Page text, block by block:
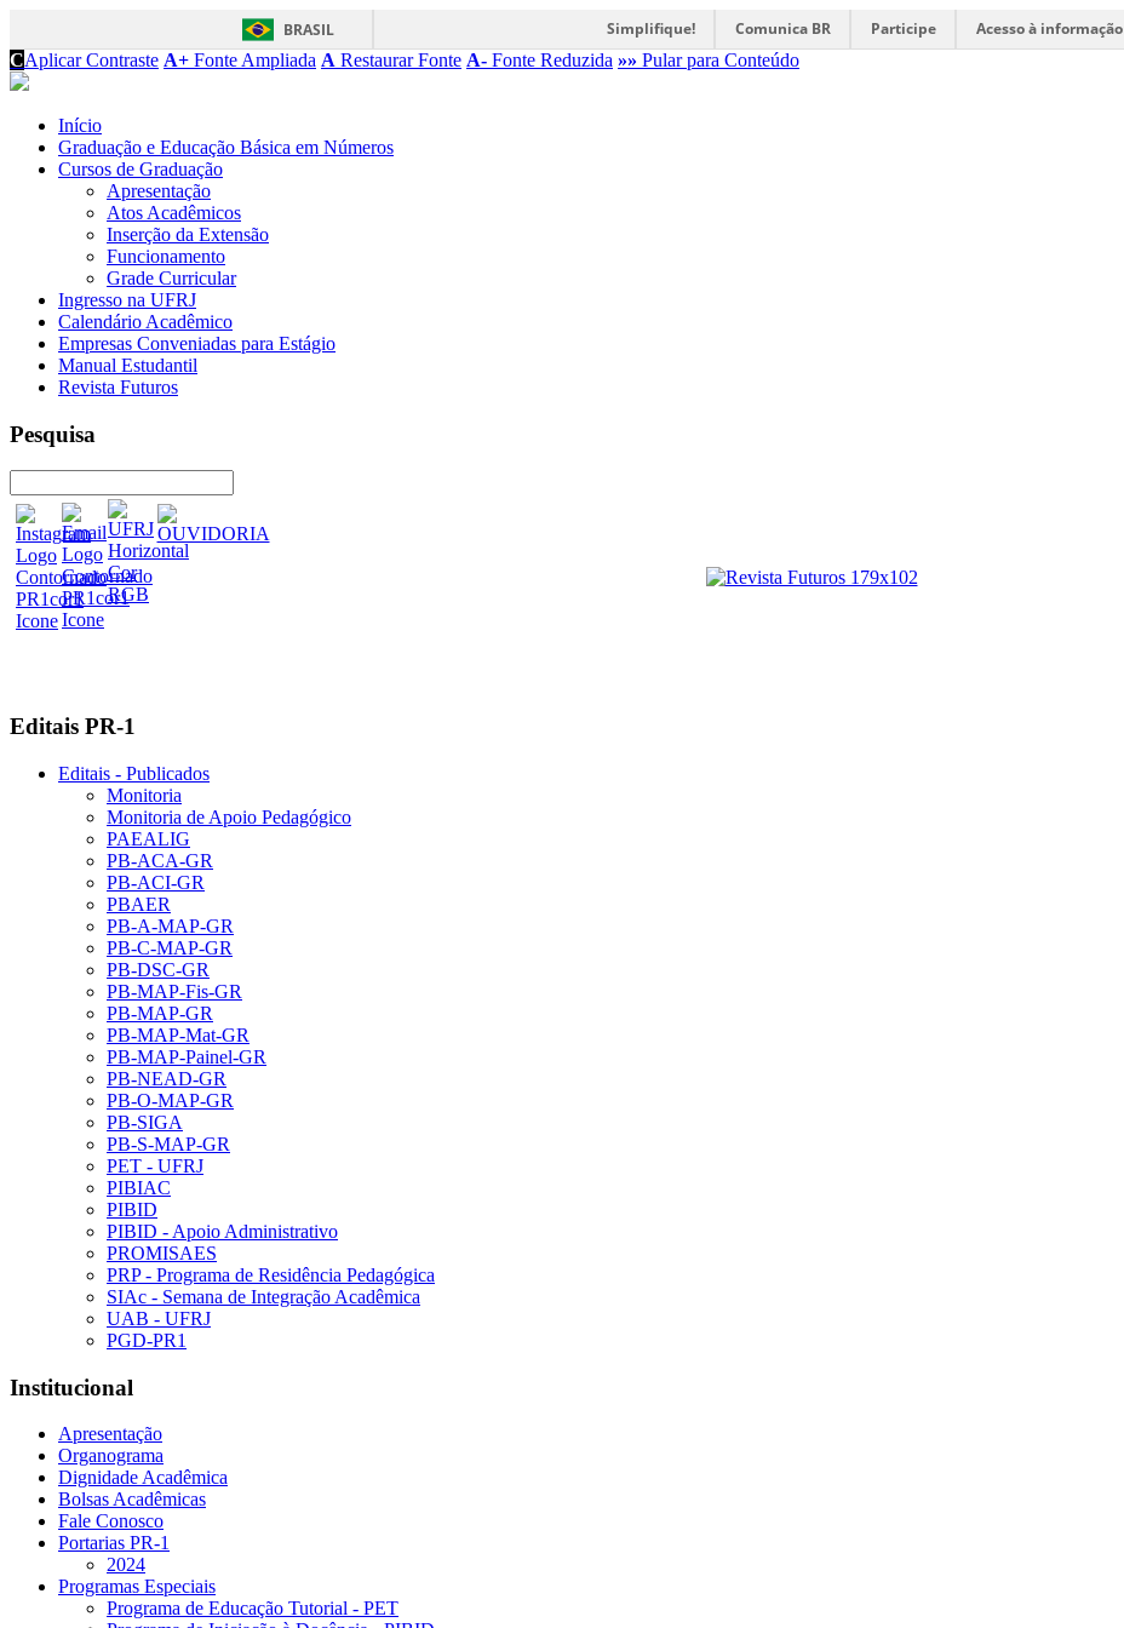
BRASIL Simplifique! Comunica BR Participe Acesso à informação
CAplicar Contraste A+ Fonte Ampliada A Restaurar Fonte A- Fonte Reduzida »» Pular para Conteúdo
Início
Graduação e Educação Básica em Números
Cursos de Graduação
Apresentação
Atos Acadêmicos
Inserção da Extensão
Funcionamento
Grade Curricular
Ingresso na UFRJ
Calendário Acadêmico
Empresas Conveniadas para Estágio
Manual Estudantil
Revista Futuros
Pesquisa
Editais PR-1
Editais - Publicados
Monitoria
Monitoria de Apoio Pedagógico
PAEALIG
PB-ACA-GR
PB-ACI-GR
PBAER
PB-A-MAP-GR
PB-C-MAP-GR
PB-DSC-GR
PB-MAP-Fis-GR
PB-MAP-GR
PB-MAP-Mat-GR
PB-MAP-Painel-GR
PB-NEAD-GR
PB-O-MAP-GR
PB-SIGA
PB-S-MAP-GR
PET - UFRJ
PIBIAC
PIBID
PIBID - Apoio Administrativo
PROMISAES
PRP - Programa de Residência Pedagógica
SIAc - Semana de Integração Acadêmica
UAB - UFRJ
PGD-PR1
Institucional
Apresentação
Organograma
Dignidade Acadêmica
Bolsas Acadêmicas
Fale Conosco
Portarias PR-1
2024
Programas Especiais
Programa de Educação Tutorial - PET